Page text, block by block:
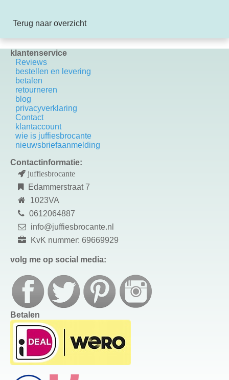
Terug naar overzicht
klantenservice
Reviews
bestellen en levering
betalen
retourneren
blog
privacyverklaring
Contact
k lantaccount
wie is juffiesbrocante
nieuwsbriefaanmelding
Contactinformatie:
juffiesbrocante
Edammerstraat 7
1023VA
0612064887
info@juffiesbrocante.nl
KvK nummer: 69669929
volg me op social media:
Betalen